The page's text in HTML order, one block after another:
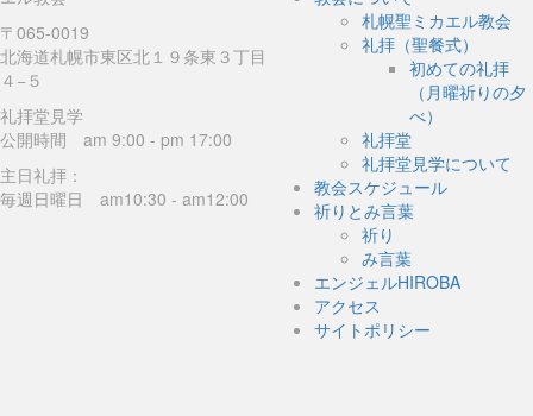
〒065-0019
北海道札幌市東区北１９条東３丁目
４−５
礼拝堂見学
公開時間 am 9:00 - pm 17:00
主日礼拝：
毎週日曜日 am10:30 - am12:00
札幌聖ミカエル教会
礼拝（聖餐式）
初めての礼拝
（月曜祈りの夕
べ）
礼拝堂
礼拝堂見学について
教会スケジュール
祈りとみ言葉
祈り
み言葉
エンジェルHIROBA
アクセス
サイトポリシー